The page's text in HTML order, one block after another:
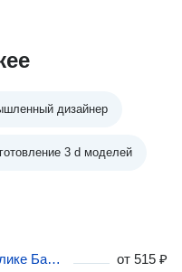
дизайнер
3 d моделей
Промышленный дизайн в Республике Башкортостан от 515 ₽